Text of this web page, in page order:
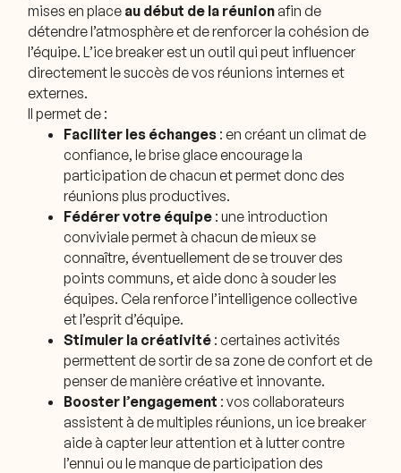
mises en place au début de la réunion afin de
détendre l’atmosphère et de renforcer la cohésion de
l’équipe. L’ice breaker est un outil qui peut influencer
directement le succès de vos réunions internes et
externes.
Il permet de :
Faciliter les échanges : en créant un climat de
confiance, le brise glace encourage la
participation de chacun et permet donc des
réunions plus productives.
Fédérer votre équipe : une introduction
conviviale permet à chacun de mieux se
connaître, éventuellement de se trouver des
points communs, et aide donc à souder les
équipes. Cela renforce l’intelligence collective
et l’esprit d’équipe.
Stimuler la créativité : certaines activités
permettent de sortir de sa zone de confort et de
penser de manière créative et innovante.
Booster l’engagement : vos collaborateurs
assistent à de multiples réunions, un ice breaker
aide à capter leur attention et à lutter contre
l’ennui ou le manque de participation des